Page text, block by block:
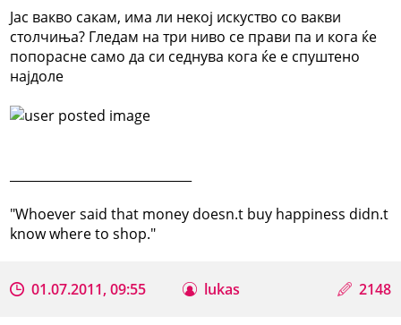
Јас вакво сакам, има ли некој искуство со вакви
столчиња? Гледам на три ниво се прави па и кога ќе
попорасне само да си седнува кога ќе е спуштено
најдоле
"Whoever said that money doesn.t buy happiness didn.t
know where to shop."
01.07.2011, 09:55 lukas 2148